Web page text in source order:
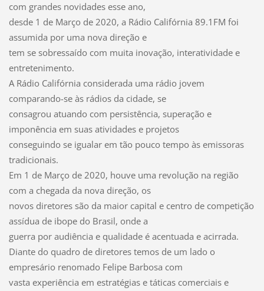
com grandes novidades esse ano,
desde 1 de Março de 2020, a Rádio Califórnia 89.1FM foi
assumida por uma nova direção e
tem se sobressaído com muita inovação, interatividade e
entretenimento.
A Rádio Califórnia considerada uma rádio jovem
comparando-se às rádios da cidade, se
consagrou atuando com persistência, superação e
imponência em suas atividades e projetos
conseguindo se igualar em tão pouco tempo às emissoras
tradicionais.
Em 1 de Março de 2020, houve uma revolução na região
com a chegada da nova direção, os
novos diretores são da maior capital e centro de competição
assídua de ibope do Brasil, onde a
guerra por audiência e qualidade é acentuada e acirrada.
Diante do quadro de diretores temos de um lado o
empresário renomado Felipe Barbosa com
vasta experiência em estratégias e táticas comerciais e